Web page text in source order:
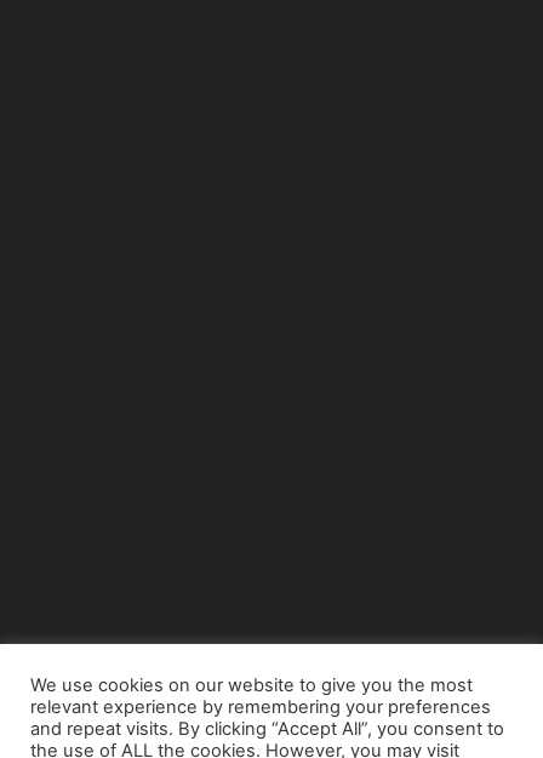
© Copyright 2015 - www.airnews.gr
We use cookies on our website to give you the most
relevant experience by remembering your preferences
and repeat visits. By clicking “Accept All”, you consent to
the use of ALL the cookies. However, you may visit